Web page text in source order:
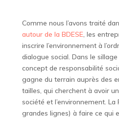
Comme nous l’avons traité
autour de la BDESE, les
inscrire l’environnement à
dialogue social. Dans le
concept de responsabilité
gagne du terrain auprès des
tailles, qui cherchent à avoir
société et l’environnement. La
grandes lignes) à faire ce qui